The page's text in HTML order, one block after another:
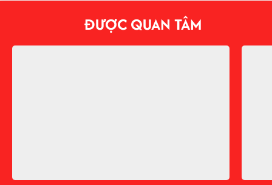
ĐƯỢC QUAN TÂM